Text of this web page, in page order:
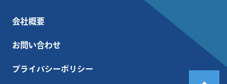
会社概要
お問い合わせ
プライバシーポリシー